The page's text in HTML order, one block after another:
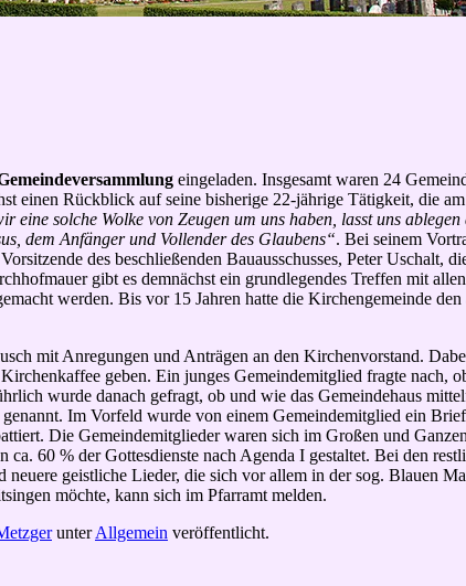
eingeladen. Insgesamt waren 24
einen Rückblick auf seine bisherige 22-jährige Tätigkeit, die
eine solche Wolke von Zeugen um uns haben, lasst uns
dem Anfänger und Vollender des Glaubens“. Bei seinem
des beschließenden Bauausschusses, Peter Uschalt,
gibt es demnächst ein grundlegendes Treffen mit
werden. Bis vor 15 Jahren hatte die Kirchengemeinde
mit Anregungen und Anträgen an den Kirchenvorstand.
geben. Ein junges Gemeindemitglied fragte nach,
wurde danach gefragt, ob und wie das Gemeindehaus
Im Vorfeld wurde von einem Gemeindemitglied ein
Die Gemeindemitglieder waren sich im Großen und
60 % der Gottesdienste nach Agenda I gestaltet. Bei den
geistliche Lieder, die sich vor allem in der sog. Blauen
möchte, kann sich im Pfarramt melden.
unterAllgemein veröffentlicht.